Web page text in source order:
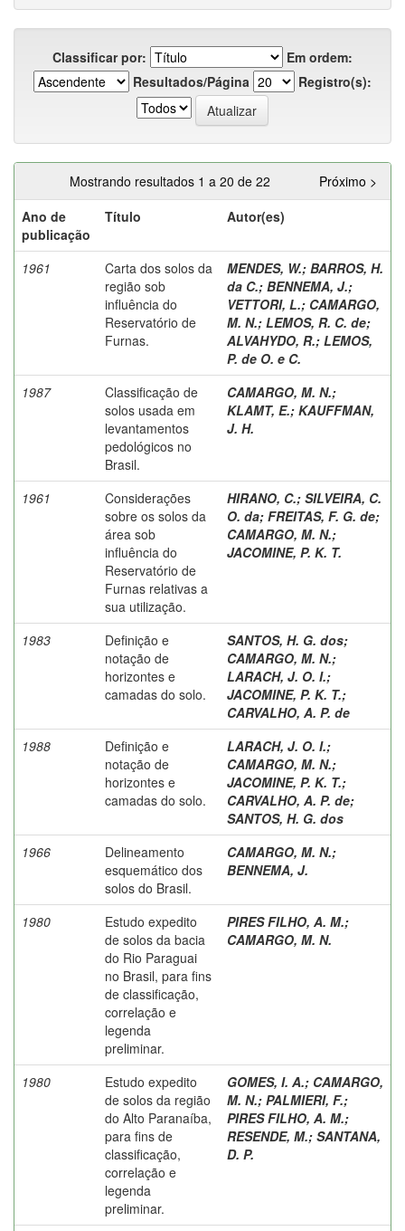
Classificar por:
Em ordem:
Resultados/Página
Registro(s):
Mostrando resultados 1 a 20 de 22
Próximo >
Ano de
publicação
Título Autor(es)
1961
Carta dos solos da
região sob
influência do
Reservatório de
Furnas.
MENDES, W.; BARROS, H.
da C.; BENNEMA, J.;
VETTORI, L.; CAMARGO,
M. N.; LEMOS, R. C. de;
ALVAHYDO, R.; LEMOS,
P. de O. e C.
1987
Classificação de
solos usada em
levantamentos
pedológicos no
Brasil.
CAMARGO, M. N.;
KLAMT, E.; KAUFFMAN,
J. H.
1961
Considerações
sobre os solos da
área sob
influência do
Reservatório de
Furnas relativas a
sua utilização.
HIRANO, C.; SILVEIRA, C.
O. da; FREITAS, F. G. de;
CAMARGO, M. N.;
JACOMINE, P. K. T.
1983
Definição e
notação de
horizontes e
camadas do solo.
SANTOS, H. G. dos;
CAMARGO, M. N.;
LARACH, J. O. I.;
JACOMINE, P. K. T.;
CARVALHO, A. P. de
1988
Definição e
notação de
horizontes e
camadas do solo.
LARACH, J. O. I.;
CAMARGO, M. N.;
JACOMINE, P. K. T.;
CARVALHO, A. P. de;
SANTOS, H. G. dos
1966
Delineamento
esquemático dos
solos do Brasil.
CAMARGO, M. N.;
BENNEMA, J.
1980
Estudo expedito
de solos da bacia
do Rio Paraguai
no Brasil, para fins
de classificação,
correlação e
legenda
preliminar.
PIRES FILHO, A. M.;
CAMARGO, M. N.
1980
Estudo expedito
de solos da região
do Alto Paranaíba,
para fins de
classificação,
correlação e
legenda
preliminar.
GOMES, I. A.; CAMARGO,
M. N.; PALMIERI, F.;
PIRES FILHO, A. M.;
RESENDE, M.; SANTANA,
D. P.